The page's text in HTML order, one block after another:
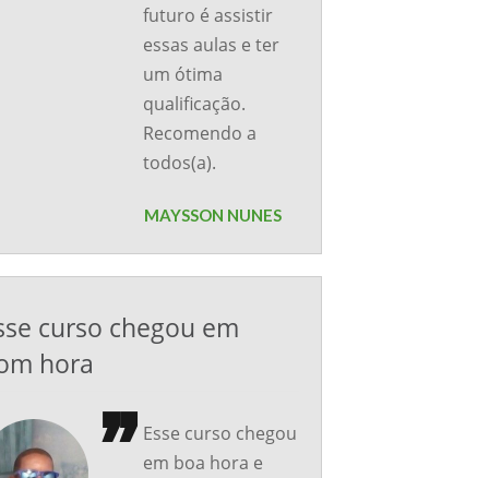
futuro é assistir
essas aulas e ter
um ótima
qualificação.
Recomendo a
todos(a).
MAYSSON NUNES
curso chegou em
hora
Esse curso chegou
em boa hora e